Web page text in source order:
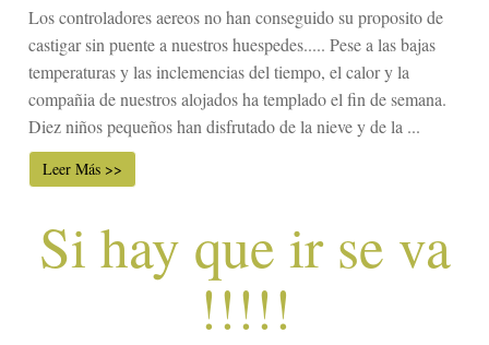
Los controladores aereos no han conseguido su proposito de
castigar sin puente a nuestros huespedes..... Pese a las bajas
temperaturas y las inclemencias del tiempo, el calor y la
compañia de nuestros alojados ha templado el fin de semana.
Diez niños pequeños han disfrutado de la nieve y de la ...
Leer Más >>
Si hay que ir se va
!!!!!